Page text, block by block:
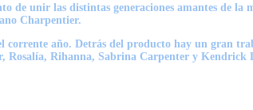
de unir las distintas generaciones amantes de la
Charpentier.
corrente año. Detrás del producto hay un gran
, Rosalía, Rihanna, Sabrina Carpenter y Kendrick